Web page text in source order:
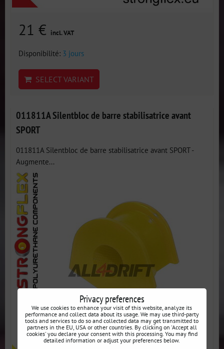
21 € incl. VAT
Disponibilité: 3 jours
SELECT VARIANT
011811A Silentbloc de barre stabilisatrice avant
SPORT
011811A Silentbloc de barre stabilisatrice avant SPORT -
Augmente...
Privacy preferences
We use cookies to enhance your visit of this website, analyze its
performance and collect data about its usage. We may use third-party
tools and services to do so and collected data may get transmitted to
partners in the EU, USA or other countries. By clicking on 'Accept all
cookies' you declare your consent with this processing. You may find
detailed information or adjust your preferences below.